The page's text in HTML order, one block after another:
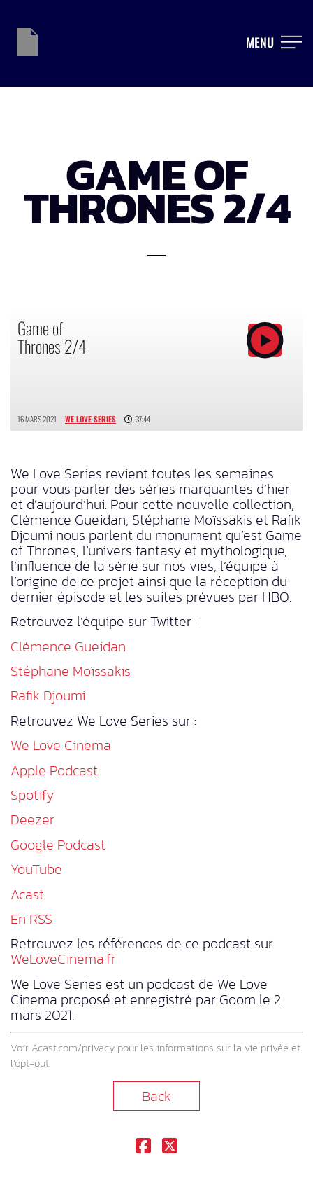
MENU
GAME OF
THRONES 2/4
Game of
Thrones 2/4
16 MARS 2021 WE LOVE SERIES 37:44
We Love Series revient toutes les semaines
pour vous parler des séries marquantes d’hier
et d’aujourd’hui. Pour cette nouvelle collection,
Clémence Gueidan, Stéphane Moïssakis et Rafik
Djoumi nous parlent du monument qu’est Game
of Thrones, l’univers fantasy et mythologique,
l’influence de la série sur nos vies, l’équipe à
l’origine de ce projet ainsi que la réception du
dernier épisode et les suites prévues par HBO.
Retrouvez l’équipe sur Twitter :
Clémence Gueidan
Stéphane Moïssakis
Rafik Djoumi
Retrouvez We Love Series sur :
We Love Cinema
Apple Podcast
Spotify
Deezer
Google Podcast
YouTube
Acast
En RSS
Retrouvez les références de ce podcast sur
WeLoveCinema.fr
We Love Series est un podcast de We Love
Cinema proposé et enregistré par Goom le 2
mars 2021.
Voir Acast.com/privacy pour les informations sur la vie privée et
l’opt-out.
Back